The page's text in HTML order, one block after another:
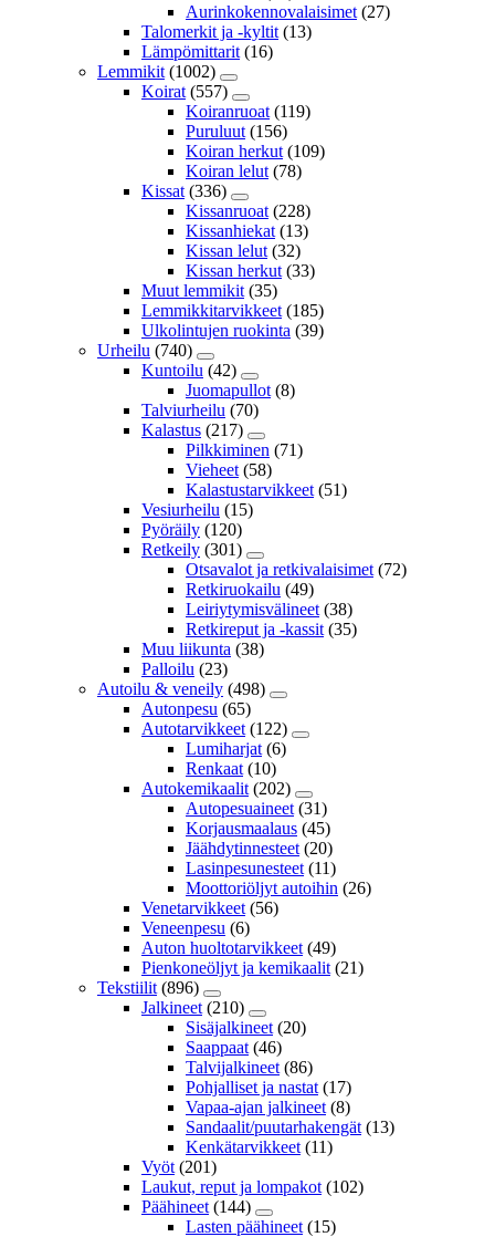
Aurinkokennovalaisimet (27)
Talomerkit ja -kyltit (13)
Lämpömittarit (16)
Lemmikit (1002)
Koirat (557)
Koiranruoat (119)
Puruluut (156)
Koiran herkut (109)
Koiran lelut (78)
Kissat (336)
Kissanruoat (228)
Kissanhiekat (13)
Kissan lelut (32)
Kissan herkut (33)
Muut lemmikit (35)
Lemmikkitarvikkeet (185)
Ulkolintujen ruokinta (39)
Urheilu (740)
Kuntoilu (42)
Juomapullot (8)
Talviurheilu (70)
Kalastus (217)
Pilkkiminen (71)
Vieheet (58)
Kalastustarvikkeet (51)
Vesiurheilu (15)
Pyöräily (120)
Retkeily (301)
Otsavalot ja retkivalaisimet (72)
Retkiruokailu (49)
Leiriytymisvälineet (38)
Retkireput ja -kassit (35)
Muu liikunta (38)
Palloilu (23)
Autoilu & veneily (498)
Autonpesu (65)
Autotarvikkeet (122)
Lumiharjat (6)
Renkaat (10)
Autokemikaalit (202)
Autopesuaineet (31)
Korjausmaalaus (45)
Jäähdytinnesteet (20)
Lasinpesunesteet (11)
Moottoriöljyt autoihin (26)
Venetarvikkeet (56)
Veneenpesu (6)
Auton huoltotarvikkeet (49)
Pienkoneöljyt ja kemikaalit (21)
Tekstiilit (896)
Jalkineet (210)
Sisäjalkineet (20)
Saappaat (46)
Talvijalkineet (86)
Pohjalliset ja nastat (17)
Vapaa-ajan jalkineet (8)
Sandaalit/puutarhakengät (13)
Kenkätarvikkeet (11)
Vyöt (201)
Laukut, reput ja lompakot (102)
Päähineet (144)
Lasten päähineet (15)